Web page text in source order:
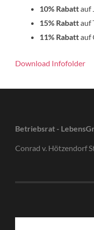
10% Rabattauf
15% Rabattauf
11% Rabattauf
Download Infofolder
Betriebsrat -
Conrad v. Hötzendorf